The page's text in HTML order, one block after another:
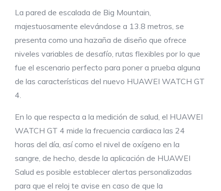
La pared de escalada de Big Mountain,
majestuosamente elevándose a 13.8 metros, se
presenta como una hazaña de diseño que ofrece
niveles variables de desafío, rutas flexibles por lo que
fue el escenario perfecto para poner a prueba alguna
de las características del nuevo HUAWEI WATCH GT
4.
En lo que respecta a la medición de salud, el HUAWEI
WATCH GT 4 mide la frecuencia cardiaca las 24
horas del día, así como el nivel de oxígeno en la
sangre, de hecho, desde la aplicación de HUAWEI
Salud es posible establecer alertas personalizadas
para que el reloj te avise en caso de que la